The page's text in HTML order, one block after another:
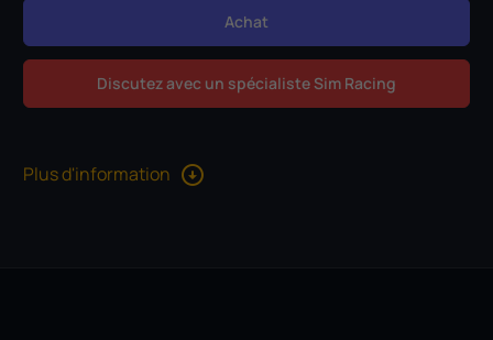
Achat
Discutez avec un spécialiste Sim Racing
Plus d'information